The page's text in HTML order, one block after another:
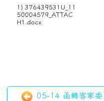
1) 376439531U_11
50004579_ATTAC
H1.docx
05-14 函轉客家